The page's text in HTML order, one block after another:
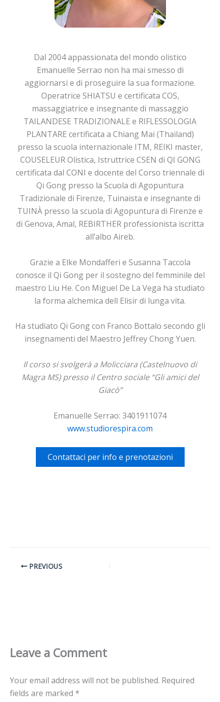
Dal 2004 appassionata del mondo olistico
Emanuelle Serrao non ha mai smesso di
aggiornarsi e di proseguire la sua formazione.
Operatrice SHIATSU e certificata COS,
massaggiatrice e insegnante di massaggio
TAILANDESE TRADIZIONALE e RIFLESSOLOGIA
PLANTARE certificata a Chiang Mai (Thailand)
presso la scuola internazionale ITM, REIKI master,
COUSELEUR Olistica, Istruttrice CSEN di QI GONG
certificata dal CONI e docente del Corso triennale di
Qi Gong presso la Scuola di Agopuntura
Tradizionale di Firenze, Tuinaista e insegnante di
TUINÀ presso la scuola di Agopuntura di Firenze e
di Genova, Amal, REBIRTHER professionista iscritta
all’albo Aireb.
Grazie a Elke Mondafferi e Susanna Taccola
conosce il Qi Gong per il sostegno del femminile del
maestro Liu He. Con Miguel De La Vega ha studiato
la forma alchemica dell Elisir di lunga vita.
Ha studiato Qi Gong con Franco Bottalo secondo gli
insegnamenti del Maestro Jeffrey Chong Yuen.
Il corso si svolgerà a Molicciara (Castelnuovo di
Magra MS) presso il Centro sociale “Gli amici del
Giacò”
Emanuelle Serrao: 3401911074
www.studiorespira.com
Contattaci per info e prenotazioni
PREVIOUS
Leave a Comment
Your email address will not be published. Required
fields are marked *